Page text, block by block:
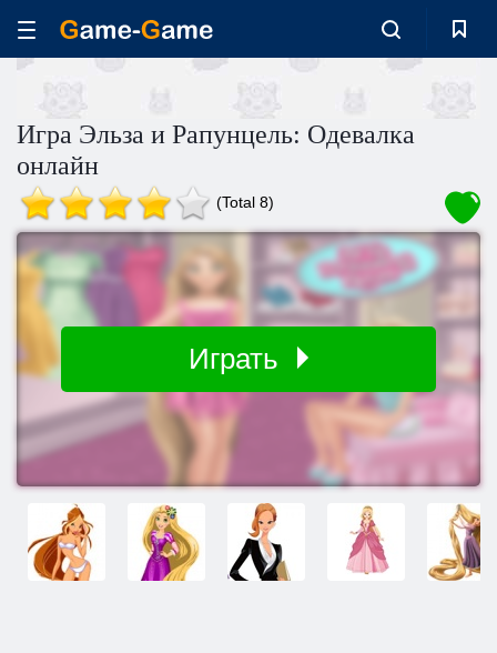
Игра Эльза и Рапунцель: Одевалка
онлайн
(Total 8)
Играть